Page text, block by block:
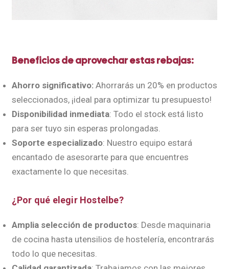
Beneficios de aprovechar estas rebajas:
Ahorro significativo:Ahorrarás un 20% en productos
seleccionados, ¡ideal para optimizar tu presupuesto!
Disponibilidad inmediata: Todo el stock está listo
para ser tuyo sin esperas prolongadas.
Soporte especializado: Nuestro equipo estará
encantado de asesorarte para que encuentres
exactamente lo que necesitas.
¿Por qué elegir Hostelbe?
Amplia selección de productos: Desde maquinaria
de cocina hasta utensilios de hostelería, encontrarás
todo lo que necesitas.